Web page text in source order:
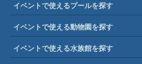
イベントで使えるプールを探す
イベントで使える動物園を探す
イベントで使える水族館を探す